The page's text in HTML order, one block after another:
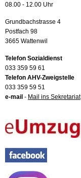
08.00 - 12.00 Uhr
Grundbachstrasse 4
Postfach 98
3665 Wattenwil
Telefon Sozialdienst
033 359 59 61
Telefon AHV-Zweigstelle
033 359 59 51
e-mail - Mail ins Sekretariat